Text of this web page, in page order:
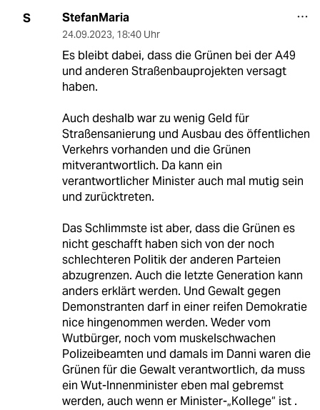
S StefanMaria
24.09.2023, 18:40 Uhr
Es bleibt dabei, dass die Grünen bei der A49
und anderen Straßenbauprojekten versagt
haben.
Auch deshalb war zu wenig Geld für
Straßensanierung und Ausbau des öffentlichen
Verkehrs vorhanden und die Grünen
mitverantwortlich. Da kann ein
verantwortlicher Minister auch mal mutig sein
und zurücktreten.
Das Schlimmste ist aber, dass die Grünen es
nicht geschafft haben sich von der noch
schlechteren Politik der anderen Parteien
abzugrenzen. Auch die letzte Generation kann
anders erklärt werden. Und Gewalt gegen
Demonstranten darf in einer reifen Demokratie
nice hingenommen werden. Weder vom
Wutbürger, noch vom muskelschwachen
Polizeibeamten und damals im Danni waren die
Grünen für die Gewalt verantwortlich, da muss
ein Wut-Innenminister eben mal gebremst
werden, auch wenn er Minister-„Kollege“ ist .